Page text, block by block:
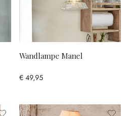
Wandlampe Manel
€ 49,95